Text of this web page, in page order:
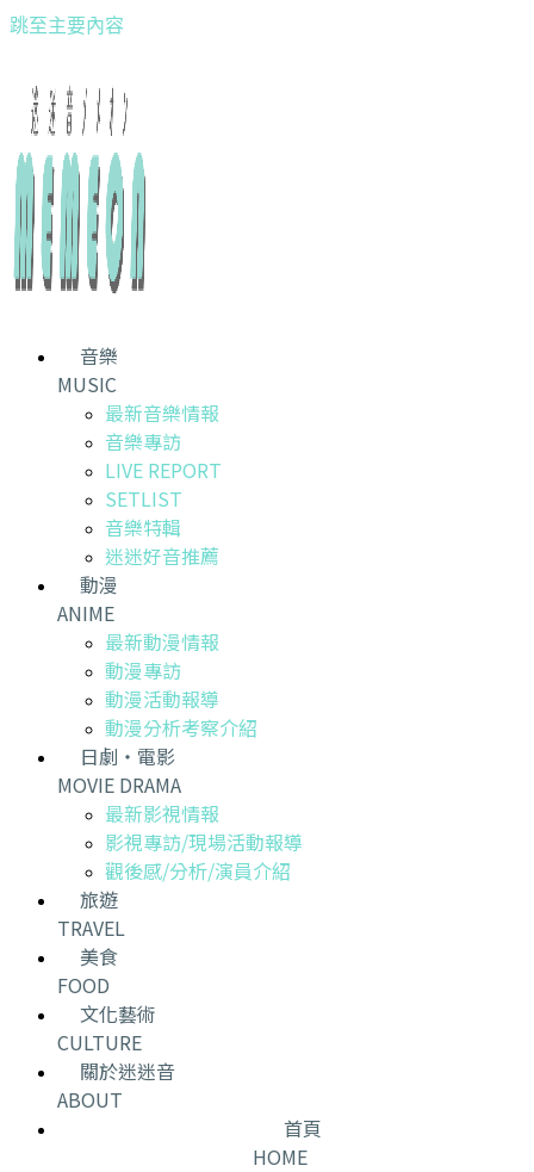
跳至主要內容
音樂
MUSIC
最新音樂情報
音樂專訪
LIVE REPORT
SETLIST
音樂特輯
迷迷好音推薦
動漫
ANIME
最新動漫情報
動漫專訪
動漫活動報導
動漫分析考察介紹
日劇・電影
MOVIE DRAMA
最新影視情報
影視專訪/現場活動報導
觀後感/分析/演員介紹
旅遊
TRAVEL
美食
FOOD
文化藝術
CULTURE
關於迷迷音
ABOUT
首頁
HOME